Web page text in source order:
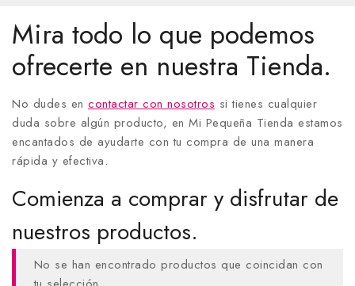
Mira todo lo que podemos
ofrecerte en nuestra Tienda.
No dudes en contactar con nosotros si tienes cualquier
duda sobre algún producto, en Mi Pequeña Tienda estamos
encantados de ayudarte con tu compra de una manera
rápida y efectiva.
Comienza a comprar y disfrutar de
nuestros productos.
No se han encontrado productos que coincidan con